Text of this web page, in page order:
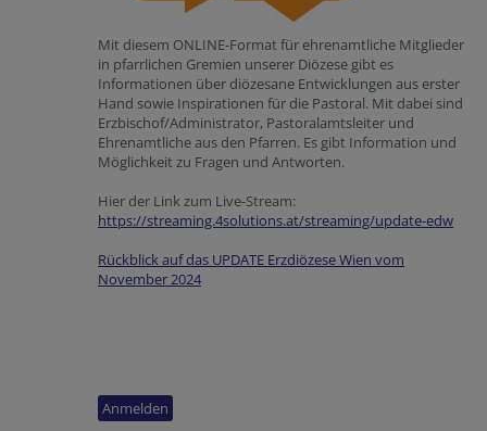
Mit diesem ONLINE-Format für ehrenamtliche Mitglieder
in pfarrlichen Gremien unserer Diözese gibt es
Informationen über diözesane Entwicklungen aus erster
Hand sowie Inspirationen für die Pastoral. Mit dabei sind
Erzbischof/Administrator, Pastoralamtsleiter und
Ehrenamtliche aus den Pfarren. Es gibt Information und
Möglichkeit zu Fragen und Antworten.
Hier der Link zum Live-Stream:
https://streaming.4solutions.at/streaming/update-edw
Rückblick auf das UPDATE Erzdiözese Wien vom
November 2024